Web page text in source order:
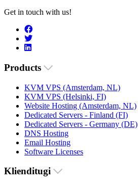
Get in touch with us!
Products
KVM VPS (Amsterdam, NL)
KVM VPS (Helsinki, FI)
Website Hosting (Amsterdam, NL)
Dedicated Servers - Finland (FI)
Dedicated Servers - Germany (DE)
DNS Hosting
Email Hosting
Software Licenses
Klienditugi